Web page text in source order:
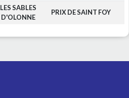
LES SABLES
D'OLONNE
PRIX DE SAINT FOY